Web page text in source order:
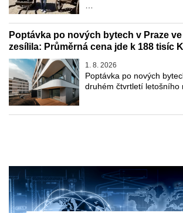
Poptávka po nových bytech v Praze
zesílila: Průměrná cena jde k 188 tisíc
1. 8. 2026
Poptávka po nových
druhém čtvrtletí letošního